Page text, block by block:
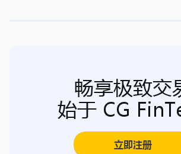
畅享极致交
始于 CG
立即注册